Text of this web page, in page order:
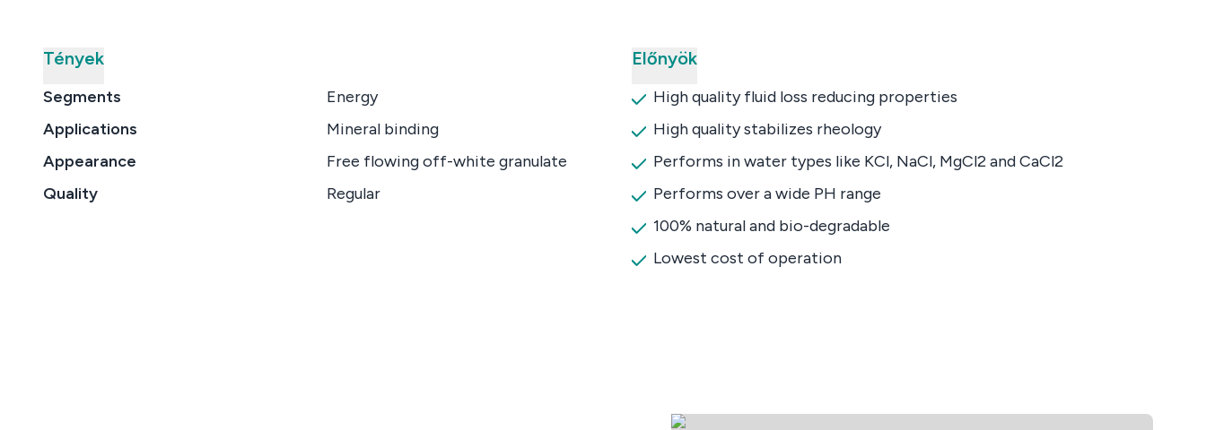
Tények
Segments
Energy
Applications
Mineral binding
Appearance
Free flowing off-white granulate
Quality
Regular
Előnyök
High quality fluid loss reducing properties
High quality stabilizes rheology
Performs in water types like KCl, NaCl, MgCl2 and CaCl2
Performs over a wide PH range
100% natural and bio-degradable
Lowest cost of operation